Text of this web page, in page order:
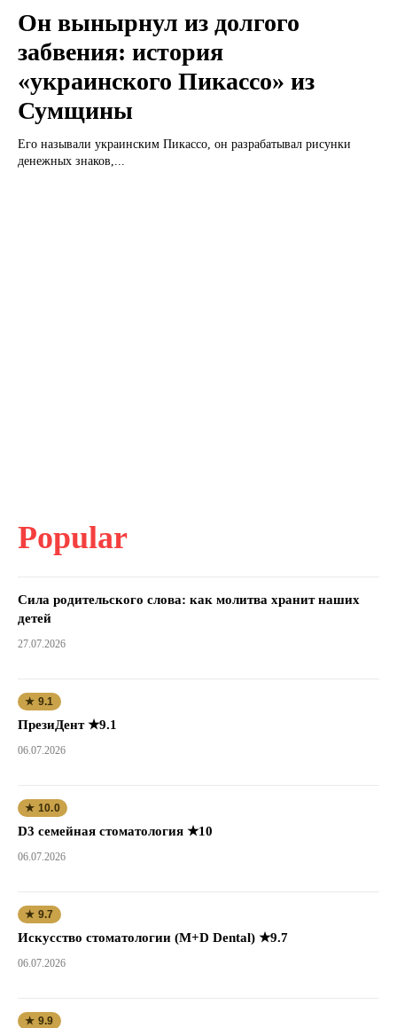
Он вынырнул из долгого
забвения: история
«украинского Пикассо» из
Сумщины
Его называли украинским Пикассо, он разрабатывал рисунки
денежных знаков,...
Popular
Сила родительского слова: как молитва хранит наших
детей
27.07.2026
★ 9.1
ПрезиДент ★9.1
06.07.2026
★ 10.0
D3 семейная стоматология ★10
06.07.2026
★ 9.7
Искусство стоматологии (M+D Dental) ★9.7
06.07.2026
★ 9.9